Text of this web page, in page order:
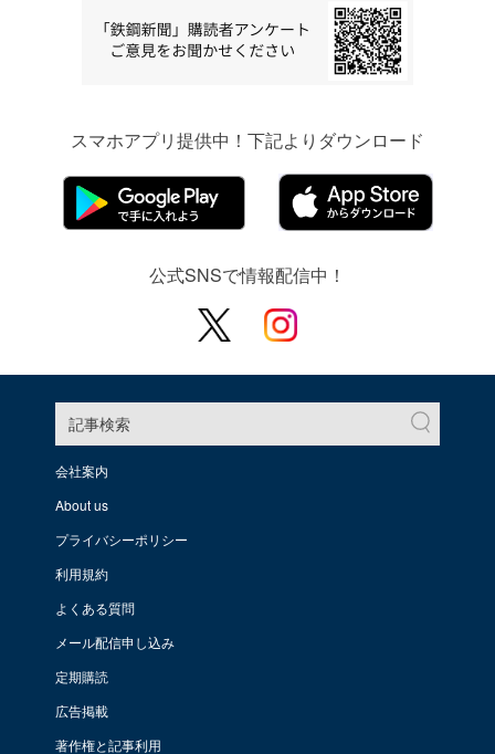
スマホアプリ提供中！下記よりダウンロード
公式SNSで情報配信中！
記事検索
会社案内
About us
プライバシーポリシー
利用規約
よくある質問
メール配信申し込み
定期購読
広告掲載
著作権と記事利用